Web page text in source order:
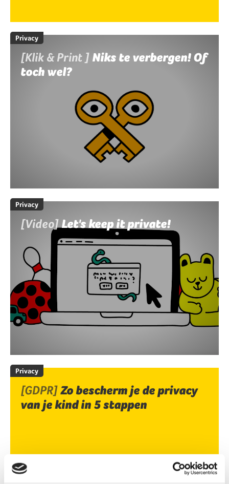
Privacy
[Klik & Print ] Niks te verbergen! Of
toch wel?
Privacy
[Video]Let's keep it private!
Privacy
[GDPR]Zo bescherm je de privacy
van je kind in 5 stappen